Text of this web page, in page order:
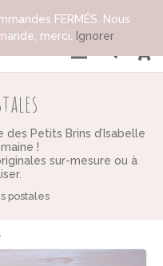
Petits Brins d’Isabelle
!
sur-mesure ou à
postales
FERMÉS. Nous
merci.
Ignorer